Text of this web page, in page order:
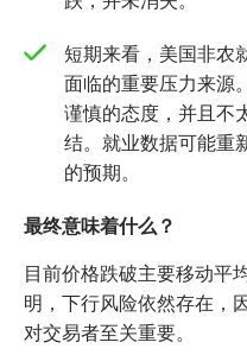
短期来看，美国非农
面临的重要压力来源
谨慎的态度，并且不
结。就业数据可能重
的预期。
最终意味着什么？
目前价格跌破主要移动平
明，下行风险依然存在，
对交易者至关重要。